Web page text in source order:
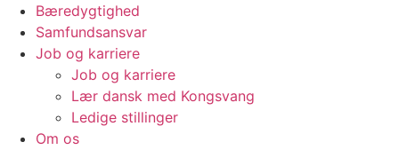
Bæredygtighed
Samfundsansvar
Job og karriere
Job og karriere
Lær dansk med Kongsvang
Ledige stillinger
Om os